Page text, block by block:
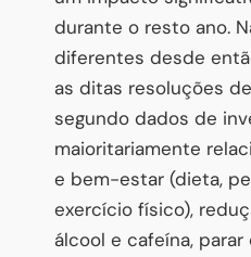
durante o resto ano.
diferentes desde
as ditas resoluções
segundo dados de
maioritariamente
e bem-estar (dieta,
exercício físico),
álcool e cafeína,